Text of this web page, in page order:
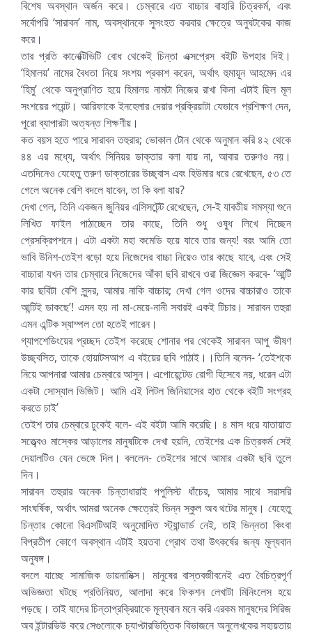
বিশেষ অবস্থান অর্জন করে। চেম্বারে এত বাচ্চার বাহারি চিত্রকর্ম, এবং
সর্বোপরি ‘সারাবন’ নাম, অবস্থানকে সুসংহত করবার ক্ষেত্রে অনুঘটকের কাজ
করে।
তার প্রতি কানেক্টিভিটি বোধ থেকেই চিন্তা এক্সপ্রেস বইটি উপহার দিই।
‘হিমালয়’ নামের বৈধতা নিয়ে সংশয় প্রকাশ করেন, অর্থাৎ হুমায়ূন আহমেদ এর
‘হিমু’ থেকে অনুপ্রাণিত হয়ে হিমালয় নামটা নিজের রাখা কিনা এটাই ছিল মূল
সংশয়ের পয়েন্ট। আরিফাকে ইনহেলার দেয়ার প্রক্রিয়াটা যেভাবে প্রশিক্ষণ দেন,
পুরো ব্যাপারটা অত্যন্ত শিক্ষণীয়।
কত বয়স হতে পারে সারাবন তহুরার; ভোকাল টোন থেকে অনুমান করি ৪২ থেকে
৪৪ এর মধ্যে, অর্থাৎ সিনিয়র ডাক্তার বলা যায় না, আবার তরুণও নয়।
এতদিনেও যেহেতু তরুণ ডাক্তারের উচ্ছ্বাস এবং হিউমার ধরে রেখেছেন, ৫৩ তে
গেলে অনেক বেশি বদলে যাবেন, তা কি বলা যায়?
দেখা গেল, তিনি একজন জুনিয়র এসিসটেন্ট রেখেছেন, সে-ই যাবতীয় সমস্যা শুনে
লিখিত ফাইল পাঠাচ্ছেন তার কাছে, তিনি শুধু ওষুধ লিখে দিচ্ছেন
প্রেসক্রিপশনে। এটা একটা মহা কমেডি হয়ে যাবে তার জন্য! বরং আমি তো
ভাবি উনিশ-তেইশ বড়ো হয়ে নিজেদের বাচ্চা নিয়েও তার কাছে যাবে, এবং সেই
বাচ্চারা যখন তার চেম্বারে নিজেদের আঁকা ছবি রাখবে ওরা জিজ্ঞেস করবে- ‘আন্টি
কার ছবিটা বেশি সুন্দর, আমার নাকি বাচ্চার; দেখা গেল ওদের বাচ্চারাও তাকে
আন্টিই ডাকছে’! এমন হয় না মা-মেয়ে-নানী সবারই একই টিচার। সারাবন তহুরা
এমন এন্টিক স্যাম্পল তো হতেই পারেন।
গ্যাপশেডিংয়ের প্রচ্ছদ তেইশ করেছে শোনার পর থেকেই সারাবন আপু ভীষণ
উচ্ছ্বসিত, তাকে হোয়াটসআপ এ বইয়ের ছবি পাঠাই।।তিনি বলেন- ‘তেইশকে
নিয়ে আপনারা আমার চেম্বারে আসুন। এপোয়েন্টেড রোগী হিসেবে নয়, ধরেন এটা
একটা সোস্যাল ভিজিট। আমি এই লিটল জিনিয়াসের হাত থেকে বইটি সংগ্রহ
করতে চাই’
তেইশ তার চেম্বারে ঢুকেই বলে- এই বইটা আমি করেছি। ৪ মাস ধরে যাতায়াত
সত্ত্ব্বেও মাস্কের আড়ালের মানুষটিকে দেখা হয়নি, তেইশের এক চিত্রকর্ম সেই
দেয়ালটিও যেন ভেঙ্গে দিল। বললেন- তেইশের সাথে আমার একটা ছবি তুলে
দিন।
সারাবন তহুরার অনেক চিন্তাধারাই পপুলিস্ট ধাঁচের, আমার সাথে সরাসরি
সাংঘর্ষিক, অর্থাৎ আমরা অনেক ক্ষেত্রেই ভিন্ন স্কুল অব থটের মানুষ। যেহেতু
চিন্তার কোনো বিএসটিআই অনুমোদিত স্ট্যান্ডার্ড নেই, তাই ভিন্নতা কিংবা
বিপ্রতীপ কোণে অবস্থান এটাই হয়তবা গ্রোথ তথা উৎকর্ষের জন্য মূল্যবান
অনুষঙ্গ।
বদলে যাচ্ছে সামাজিক ডায়নামিক্স। মানুষের বাস্তবজীবনেই এত বৈচিত্রপূর্ণ
অভিজ্ঞতা ঘটছে প্রতিনিয়ত, আলাদা করে ফিকশন লেখাটা মিনিংলেস হয়ে
পড়ছে। তাই যাদের চিন্তাপ্রক্রিয়াকে মূল্যবান মনে করি এরকম মানুষদের সিরিজ
অব ইন্টারভিউ করে সেগুলোকে চ্যাপ্টারভিত্তিক বিভাজনে অনুলেখকের সহায়তায়